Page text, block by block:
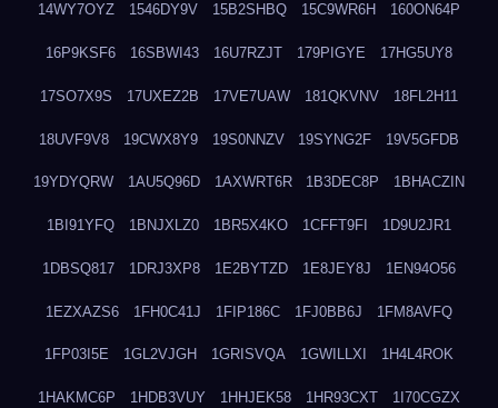
14WY7OYZ 1546DY9V 15B2SHBQ 15C9WR6H 160ON64P
16P9KSF6 16SBWI43 16U7RZJT 179PIGYE 17HG5UY8
17SO7X9S 17UXEZ2B 17VE7UAW 181QKVNV 18FL2H11
18UVF9V8 19CWX8Y9 19S0NNZV 19SYNG2F 19V5GFDB
19YDYQRW 1AU5Q96D 1AXWRT6R 1B3DEC8P 1BHACZIN
1BI91YFQ 1BNJXLZ0 1BR5X4KO 1CFFT9FI 1D9U2JR1
1DBSQ817 1DRJ3XP8 1E2BYTZD 1E8JEY8J 1EN94O56
1EZXAZS6 1FH0C41J 1FIP186C 1FJ0BB6J 1FM8AVFQ
1FP03I5E 1GL2VJGH 1GRISVQA 1GWILLXI 1H4L4ROK
1HAKMC6P 1HDB3VUY 1HHJEK58 1HR93CXT 1I70CGZX